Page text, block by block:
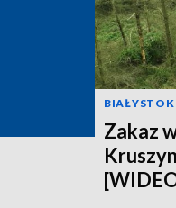
BIAŁYSTOK
Zakaz